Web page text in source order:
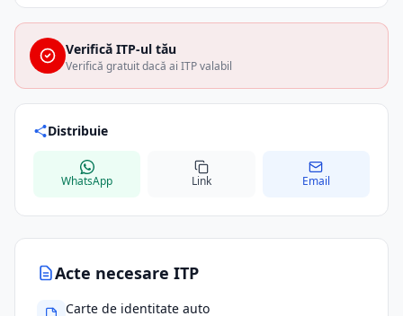
Acte necesare ITP
Carte de identitate auto
Verifică ITP-ul tău
Verifică gratuit dacă ai ITP valabil
Distribuie
WhatsApp Link Email